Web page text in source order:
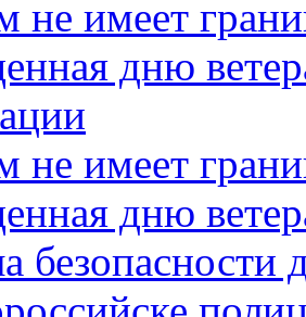
не имеет
дню
не имеет
дню
безопасности